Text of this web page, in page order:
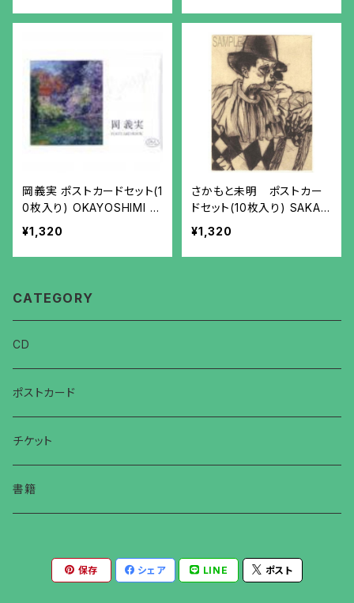
岡義実 ポストカードセット(1
0枚入り) OKAYOSHIMI P
OSTCARD BOOK
¥1,320
さかもと未明 ポストカー
ドセット(10枚入り) SAKAM
OTO MIMEI POSTCARD
SET
¥1,320
CATEGORY
CD
ポストカード
チケット
書籍
保存 シェア LINE ポスト